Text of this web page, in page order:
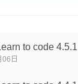
to code 4.5.1
日